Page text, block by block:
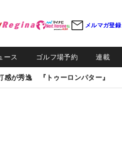
メルマガ登録
ース ゴルフ場予約 連載
感が秀逸 『トゥーロンパター』